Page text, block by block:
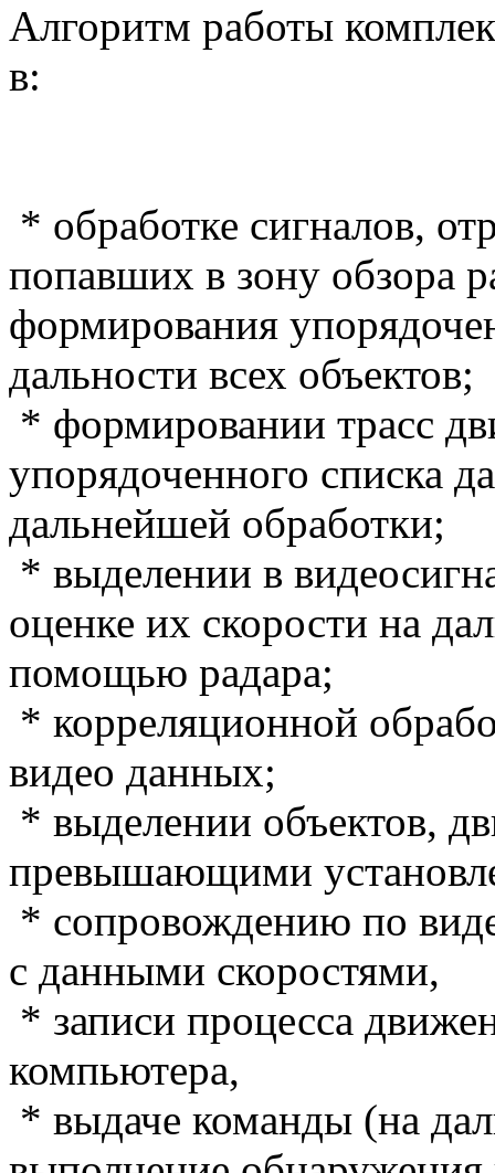
Алгоритм работы
в:
* обработке сигналов,
попавших в зону обзора
формирования
дальности всех объектов;
* формировании трасс
упорядоченного списка
дальнейшей обработки;
* выделении в
оценке их скорости на
помощью радара;
* корреляционной
видео данных;
* выделении объектов,
превышающими
* сопровождению по
с данными скоростями,
* записи процесса
компьютера,
* выдаче команды (на